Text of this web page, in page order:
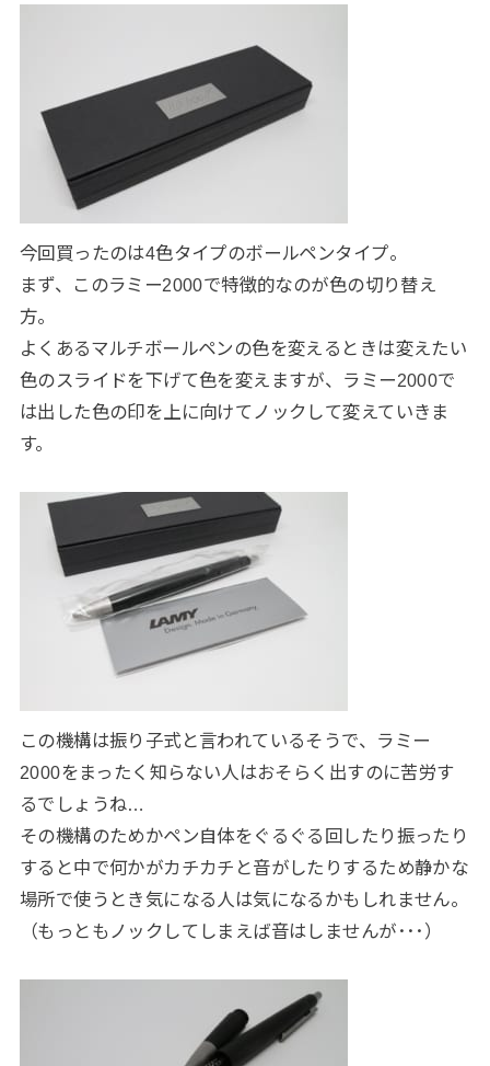
今回買ったのは4色タイプのボールペンタイプ。
まず、このラミー2000で特徴的なのが色の切り替え
方。
よくあるマルチボールペンの色を変えるときは変えたい
色のスライドを下げて色を変えますが、ラミー2000で
は出した色の印を上に向けてノックして変えていきま
す。
この機構は振り子式と言われているそうで、ラミー
2000をまったく知らない人はおそらく出すのに苦労す
るでしょうね…
その機構のためかペン自体をぐるぐる回したり振ったり
すると中で何かがカチカチと音がしたりするため静かな
場所で使うとき気になる人は気になるかもしれません。
（もっともノックしてしまえば音はしませんが･･･）